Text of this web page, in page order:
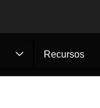
Recursos
CORE /Cilindros